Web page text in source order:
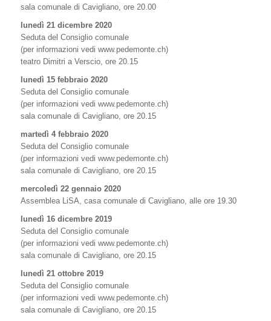
sala comunale di Cavigliano, ore 20.00
lunedì 21 dicembre 2020
Seduta del Consiglio comunale
(per informazioni vedi www.pedemonte.ch)
teatro Dimitri a Verscio, ore 20.15
lunedì 15 febbraio 2020
Seduta del Consiglio comunale
(per informazioni vedi www.pedemonte.ch)
sala comunale di Cavigliano, ore 20.15
martedì 4 febbraio 2020
Seduta del Consiglio comunale
(per informazioni vedi www.pedemonte.ch)
sala comunale di Cavigliano, ore 20.15
mercoledì 22 gennaio 2020
Assemblea LiSA, casa comunale di Cavigliano, alle ore 19.30
lunedì 16 dicembre 2019
Seduta del Consiglio comunale
(per informazioni vedi www.pedemonte.ch)
sala comunale di Cavigliano, ore 20.15
lunedì 21 ottobre 2019
Seduta del Consiglio comunale
(per informazioni vedi www.pedemonte.ch)
sala comunale di Cavigliano, ore 20.15